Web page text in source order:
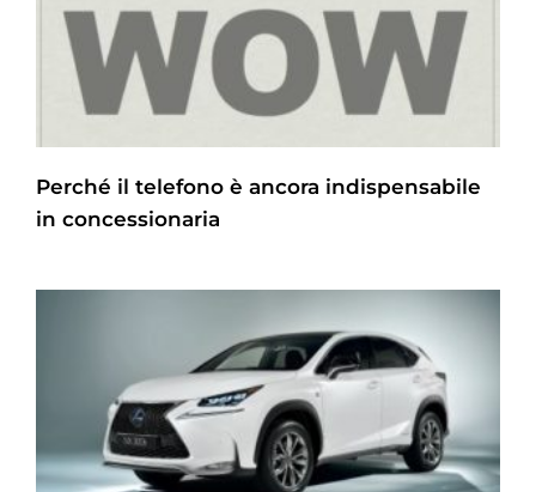
Perché il telefono è ancora indispensabile
in concessionaria